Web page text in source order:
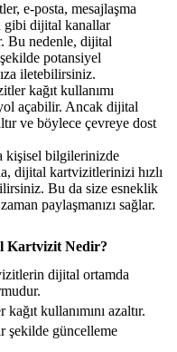
e-posta, mesajlaşma
gibi dijital kanallar
Bu nedenle, dijital
potansiyel
iletebilirsiniz.
kağıt kullanımı
açabilir. Ancak dijital
ve böylece çevreye dost
kişisel bilgilerinizde
dijital kartvizitlerinizi hızlı
Bu da size esneklik
paylaşmanızı sağlar.
Kartvizit Nedir?
dijital ortamda
kullanımını azaltır.
şekilde güncelleme